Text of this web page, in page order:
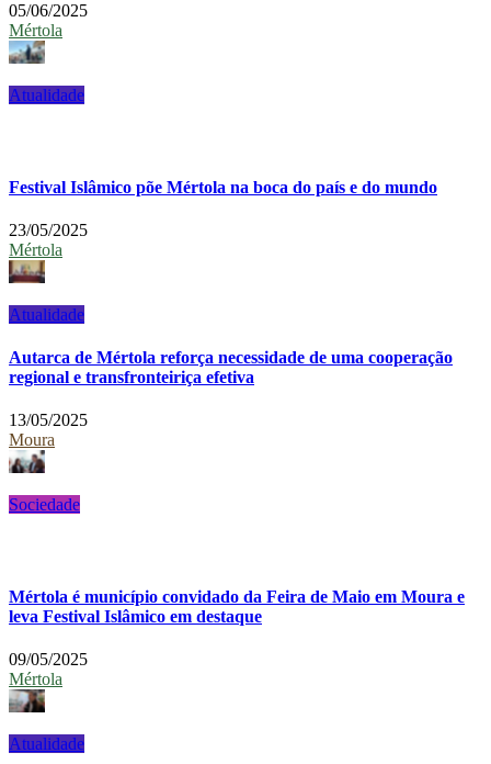
05/06/2025
Mértola
Atualidade
Festival Islâmico põe Mértola na boca do país e do mundo
23/05/2025
Mértola
Atualidade
Autarca de Mértola reforça necessidade de uma cooperação
regional e transfronteiriça efetiva
13/05/2025
Moura
Sociedade
Mértola é município convidado da Feira de Maio em Moura e
leva Festival Islâmico em destaque
09/05/2025
Mértola
Atualidade